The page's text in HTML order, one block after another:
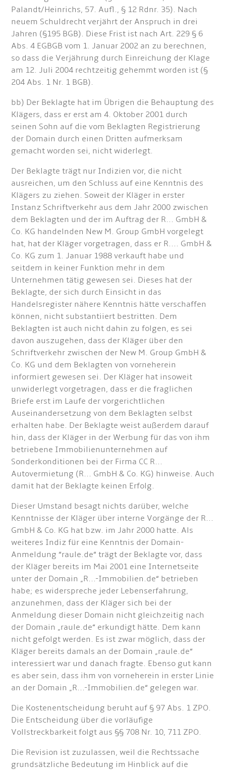
Palandt/Heinrichs, 57. Aufl., § 12 Rdnr. 35). Nach
neuem Schuldrecht verjährt der Anspruch in drei
Jahren (§195 BGB). Diese Frist ist nach Art. 229 § 6
Abs. 4 EGBGB vom 1. Januar 2002 an zu berechnen,
so dass die Verjährung durch Einreichung der Klage
am 12. Juli 2004 rechtzeitig gehemmt worden ist (§
204 Abs. 1 Nr. 1 BGB).
bb) Der Beklagte hat im Übrigen die Behauptung des
Klägers, dass er erst am 4. Oktober 2001 durch
seinen Sohn auf die vom Beklagten Registrierung
der Domain durch einen Dritten aufmerksam
gemacht worden sei, nicht widerlegt.
Der Beklagte trägt nur Indizien vor, die nicht
ausreichen, um den Schluss auf eine Kenntnis des
Klägers zu ziehen. Soweit der Kläger in erster
Instanz Schriftverkehr aus dem Jahr 2000 zwischen
dem Beklagten und der im Auftrag der R... GmbH &
Co. KG handelnden New M. Group GmbH vorgelegt
hat, hat der Kläger vorgetragen, dass er R.... GmbH &
Co. KG zum 1. Januar 1988 verkauft habe und
seitdem in keiner Funktion mehr in dem
Unternehmen tätig gewesen sei. Dieses hat der
Beklagte, der sich durch Einsicht in das
Handelsregister nähere Kenntnis hätte verschaffen
können, nicht substantiiert bestritten. Dem
Beklagten ist auch nicht dahin zu folgen, es sei
davon auszugehen, dass der Kläger über den
Schriftverkehr zwischen der New M. Group GmbH &
Co. KG und dem Beklagten von vorneherein
informiert gewesen sei. Der Kläger hat insoweit
unwiderlegt vorgetragen, dass er die fraglichen
Briefe erst im Laufe der vorgerichtlichen
Auseinandersetzung von dem Beklagten selbst
erhalten habe. Der Beklagte weist außerdem darauf
hin, dass der Kläger in der Werbung für das von ihm
betriebene Immobilienunternehmen auf
Sonderkonditionen bei der Firma CC R...
Autovermietung (R... GmbH & Co. KG) hinweise. Auch
damit hat der Beklagte keinen Erfolg.
Dieser Umstand besagt nichts darüber, welche
Kenntnisse der Kläger über interne Vorgänge der R...
GmbH & Co. KG hat bzw. im Jahr 2000 hatte. Als
weiteres Indiz für eine Kenntnis der Domain-
Anmeldung “raule.de“ trägt der Beklagte vor, dass
der Kläger bereits im Mai 2001 eine Internetseite
unter der Domain „R...-Immobilien.de“ betrieben
habe; es widerspreche jeder Lebenserfahrung,
anzunehmen, dass der Kläger sich bei der
Anmeldung dieser Domain nicht gleichzeitig nach
der Domain „raule.de“ erkundigt hätte. Dem kann
nicht gefolgt werden. Es ist zwar möglich, dass der
Kläger bereits damals an der Domain „raule.de“
interessiert war und danach fragte. Ebenso gut kann
es aber sein, dass ihm von vorneherein in erster Linie
an der Domain „R...-Immobilien.de“ gelegen war.
Die Kostenentscheidung beruht auf § 97 Abs. 1 ZPO.
Die Entscheidung über die vorläufige
Vollstreckbarkeit folgt aus §§ 708 Nr. 10, 711 ZPO.
Die Revision ist zuzulassen, weil die Rechtssache
grundsätzliche Bedeutung im Hinblick auf die